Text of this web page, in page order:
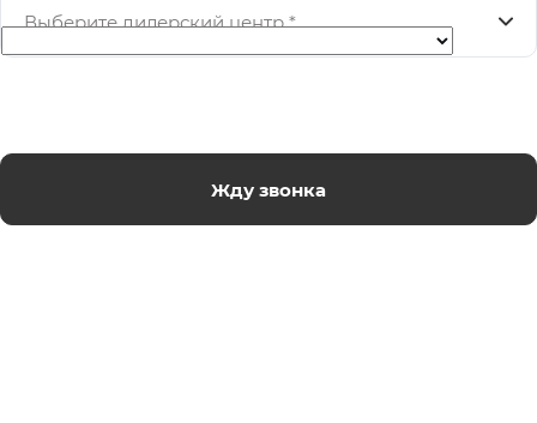
Выберите дилерский центр*
Жду звонка